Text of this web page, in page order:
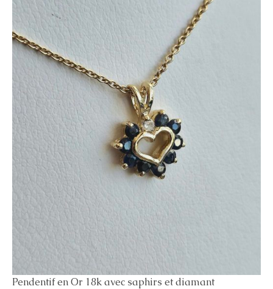
Pendentif en Or 18k avec saphirs et diamant